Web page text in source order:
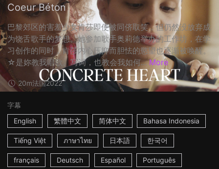
Coeur Béton
巴黎郊区的害羞少女肯莎即使被同侪取笑，但仍然没放弃成
为饶舌歌手的梦想。她参加歌手奥莉德举办的工作坊，在学
习创作的同时，肯莎内心压抑而胆怯的慾望也逐渐被唤醒。
☆是妳教我唱歌、写词，也教会我如何... More
20m法国2022
字幕
English
繁體中文 简体中文 Bahasa Indonesia
Tiếng Việt ภาษาไทย 日本語 한국어
français Deutsch Español Português